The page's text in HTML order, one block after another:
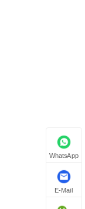
WhatsApp
E-Mail